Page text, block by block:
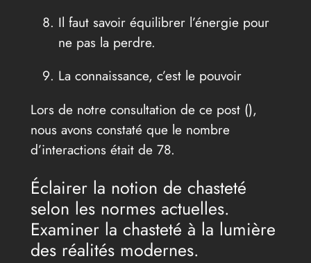
Il faut savoir équilibrer l’énergie pour
ne pas la perdre.
La connaissance, c’est le pouvoir
Lors de notre consultation de ce post (),
nous avons constaté que le nombre
d’interactions était de 78.
Éclairer la notion de chasteté
selon les normes actuelles.
Examiner la chasteté à la lumière
des réalités modernes.